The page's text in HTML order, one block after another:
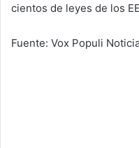
cientos de leyes de los
Fuente: Vox Populi